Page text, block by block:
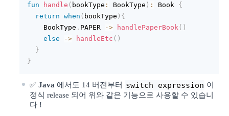
fun
handle ( bookType : BookType ) : Book {
return when ( bookType ) {
    BookType
. PAPER -> handlePaperBook ( )
else
-> handleEtc ( )
}
}
✅ Java 에서도 14 버전부터 switch expression 이
정식 release 되어 위와 같은 기능으로 사용할 수 있습니
다 !